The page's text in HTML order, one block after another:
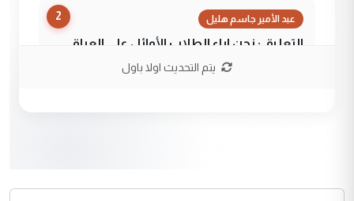
2 عبد الأمير جاسم هليل
التعليق : نحن اباء الطلاب الأوائل على العراق
نتشرف بلقاء السيد احمد الصافي في العتبات
التعليق : قرار مستعجل جدا ولامصلحة فيه
يتم التحديث اولا باول